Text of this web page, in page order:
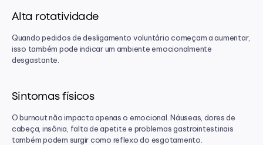
Alta rotatividade
Quando pedidos de desligamento voluntário começam a aumentar,
isso também pode indicar um ambiente emocionalmente
desgastante.
Sintomas físicos
O burnout não impacta apenas o emocional. Náuseas, dores de
cabeça, insônia, falta de apetite e problemas gastrointestinais
também podem surgir como reflexo do esgotamento.